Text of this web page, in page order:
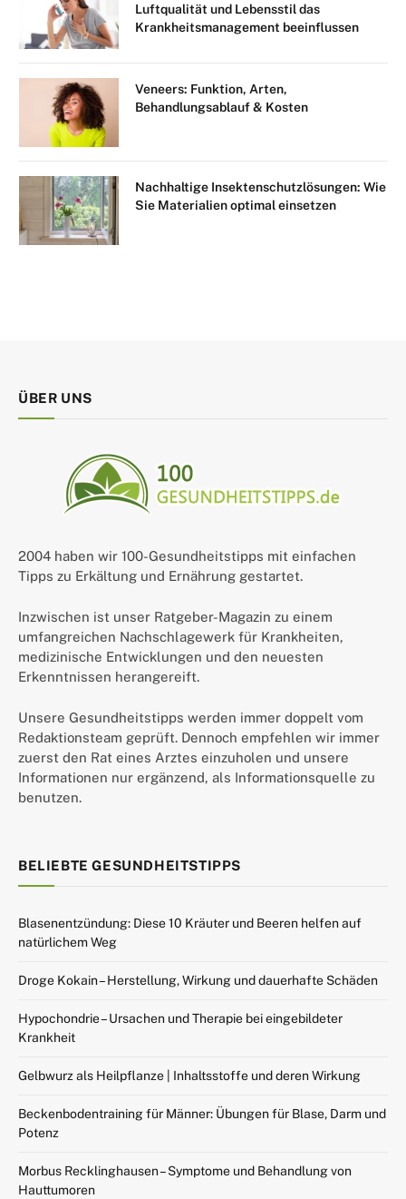
Luftqualität und Lebensstil das
Krankheitsmanagement beeinflussen
Veneers: Funktion, Arten,
Behandlungsablauf & Kosten
Nachhaltige Insektenschutzlösungen: Wie
Sie Materialien optimal einsetzen
ÜBER UNS
2004 haben wir 100-Gesundheitstipps mit einfachen
Tipps zu Erkältung und Ernährung gestartet.
Inzwischen ist unser Ratgeber-Magazin zu einem
umfangreichen Nachschlagewerk für Krankheiten,
medizinische Entwicklungen und den neuesten
Erkenntnissen herangereift.
Unsere Gesundheitstipps werden immer doppelt vom
Redaktionsteam geprüft. Dennoch empfehlen wir immer
zuerst den Rat eines Arztes einzuholen und unsere
Informationen nur ergänzend, als Informationsquelle zu
benutzen.
BELIEBTE GESUNDHEITSTIPPS
Blasenentzündung: Diese 10 Kräuter und Beeren helfen auf
natürlichem Weg
Droge Kokain – Herstellung, Wirkung und dauerhafte Schäden
Hypochondrie – Ursachen und Therapie bei eingebildeter
Krankheit
Gelbwurz als Heilpflanze | Inhaltsstoffe und deren Wirkung
Beckenbodentraining für Männer: Übungen für Blase, Darm und
Potenz
Morbus Recklinghausen – Symptome und Behandlung von
Hauttumoren